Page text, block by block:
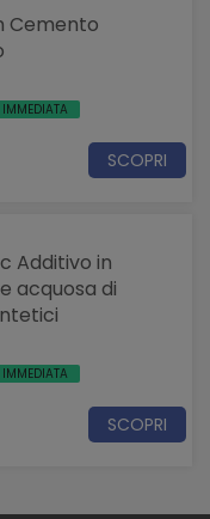
Cemento
SCOPRI
Additivo in
acquosa di
SCOPRI